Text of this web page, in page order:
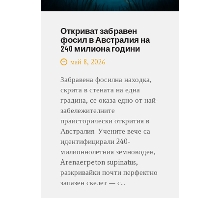
Откриват забравен
фосил в Австралия на
240 милиона години
май 8, 2026
Забравена фосилна находка,
скрита в стената на една
градина, се оказа едно от най-
забележителните
праисторически открития в
Австралия. Учените вече са
идентифицирали 240-
милионнолетния земноводен,
Arenaerpeton supinatus,
разкривайки почти перфектно
запазен скелет — с…